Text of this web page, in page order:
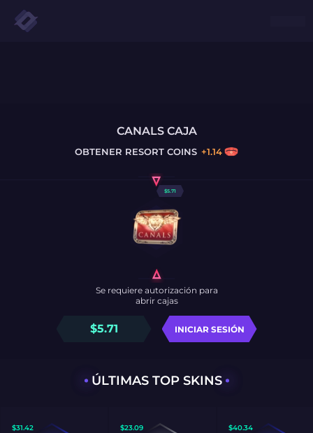
CANALS CAJA
OBTENER RESORT COINS +1.14
$5.71
$5.71 INICIAR SESIÓN
Se requiere autorización para
abrir cajas
ÚLTIMAS TOP SKINS
$31.42 $23.09 $40.34